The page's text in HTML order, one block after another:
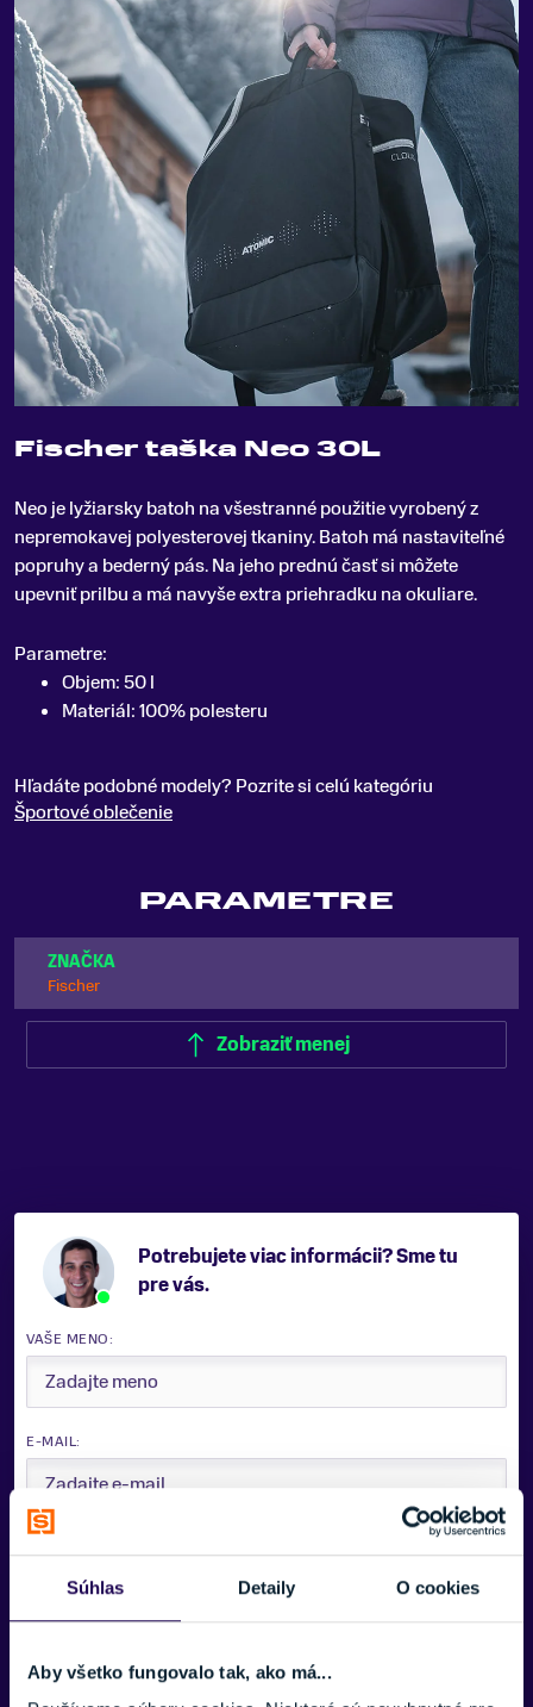
Súhlas Detaily O cookies
Aby všetko fungovalo tak, ako má...
Fischer taška Neo 30L
Neo je lyžiarsky batoh na všestranné použitie vyrobený z
nepremokavej polyesterovej tkaniny.Batoh má nastaviteľné
popruhy a bederný pás. Na jeho prednú časť si môžete
upevniť prilbu a má navyše extra priehradku na okuliare.
Parametre:
Objem: 50 l
Materiál: 100% polesteru
Hľadáte podobné modely? Pozrite si celú kategóriu
Športové oblečenie
PARAMETRE
ZNAČKA
Fischer
Zobraziť menej
Potrebujete viac informácii? Sme tu
pre vás.
VAŠE MENO:
E-MAIL: